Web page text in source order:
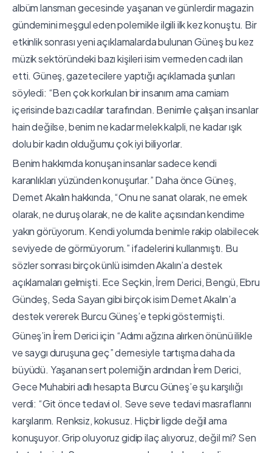
albüm lansman gecesinde yaşanan ve günlerdir magazin
gündemini meşgul eden polemikle ilgili ilk kez konuştu. Bir
etkinlik sonrası yeni açıklamalarda bulunan Güneş bu kez
müzik sektöründeki bazı kişileri isim vermeden cadı ilan
etti. Güneş, gazetecilere yaptığı açıklamada şunları
söyledi: “Ben çok korkulan bir insanım ama camiam
içerisinde bazı cadılar tarafından. Benimle çalışan insanlar
hain değilse, benim ne kadar melek kalpli, ne kadar ışık
dolu bir kadın olduğumu çok iyi biliyorlar.
Benim hakkımda konuşan insanlar sadece kendi
karanlıkları yüzünden konuşurlar.” Daha önce Güneş,
Demet Akalın hakkında, “Onu ne sanat olarak, ne emek
olarak, ne duruş olarak, ne de kalite açısından kendime
yakın görüyorum. Kendi yolumda benimle rakip olabilecek
seviyede de görmüyorum.” ifadelerini kullanmıştı. Bu
sözler sonrası birçok ünlü isimden Akalın’a destek
açıklamaları gelmişti. Ece Seçkin, İrem Derici, Bengü, Ebru
Gündeş, Seda Sayan gibi birçok isim Demet Akalın’a
destek vererek Burcu Güneş’e tepki göstermişti.
Güneş’in İrem Derici için “Adımı ağzına alırken önünü ilikle
ve saygı duruşuna geç” demesiyle tartışma daha da
büyüdü. Yaşanan sert polemiğin ardından İrem Derici,
Gece Muhabiri adlı hesapta Burcu Güneş’e şu karşılığı
verdi: “Git önce tedavi ol. Seve seve tedavi masraflarını
karşılarım. Renksiz, kokusuz. Hiçbir ligde değil ama
konuşuyor. Grip oluyoruz gidip ilaç alıyoruz, değil mi? Sen